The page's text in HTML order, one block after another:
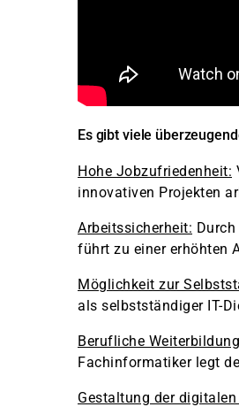
Es gibt viele
Hohe Jobzufriedenheit:
innovativen Projekten
Arbeitssicherheit:
führt zu einer erhöhten
Möglichkeit zur
als selbstständiger IT-
Berufliche
Fachinformatiker legt
Gestaltung der